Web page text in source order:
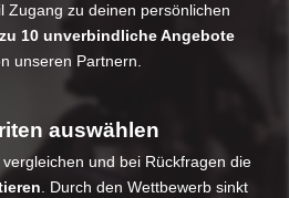
Zugang zu deinen persönlichen
10 unverbindliche Angebote
unseren Partnern.
auswählen
und bei Rückfragen die
. Durch den Wettbewerb sinkt